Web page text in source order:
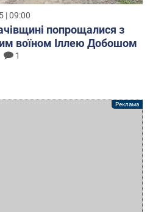
| 09:00
попрощалися з
воїном Іллею Добошом
1